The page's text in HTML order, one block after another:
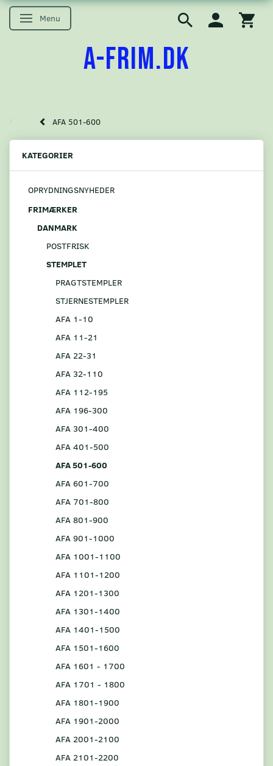
Skifte navigation
Menu
A-FRIM.DK
AFA 501-600
KATEGORIER
OPRYDNINGSNYHEDER
FRIMÆRKER
DANMARK
POSTFRISK
STEMPLET
PRAGTSTEMPLER
STJERNESTEMPLER
AFA 1-10
AFA 11-21
AFA 22-31
AFA 32-110
AFA 112-195
AFA 196-300
AFA 301-400
AFA 401-500
AFA 501-600
AFA 601-700
AFA 701-800
AFA 801-900
AFA 901-1000
AFA 1001-1100
AFA 1101-1200
AFA 1201-1300
AFA 1301-1400
AFA 1401-1500
AFA 1501-1600
AFA 1601 - 1700
AFA 1701 - 1800
AFA 1801-1900
AFA 1901-2000
AFA 2001-2100
AFA 2101-2200